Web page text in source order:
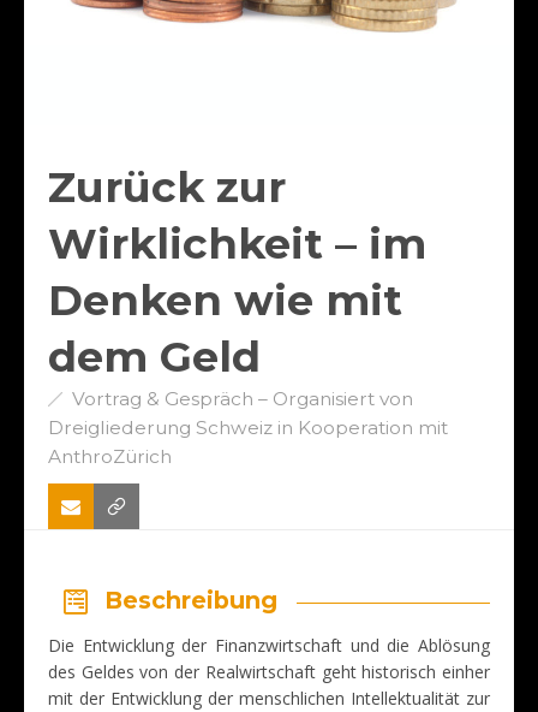
Zurück zur
Wirklichkeit – im
Denken wie mit
dem Geld
Vortrag & Gespräch – Organisiert von
Dreigliederung Schweiz in Kooperation mit
AnthroZürich
Beschreibung
Die Entwicklung der Finanzwirtschaft und die Ablösung
des Geldes von der Realwirtschaft geht historisch einher
mit der Entwicklung der menschlichen Intellektualität zur